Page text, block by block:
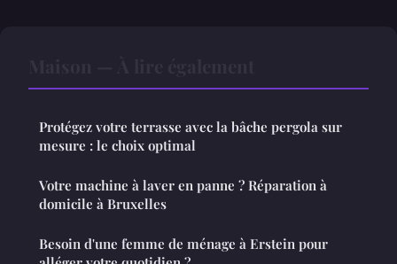
Protégez votre terrasse avec la bâche pergola sur
mesure : le choix optimal
Votre machine à laver en panne ? Réparation à
domicile à Bruxelles
Besoin d'une femme de ménage à Erstein pour